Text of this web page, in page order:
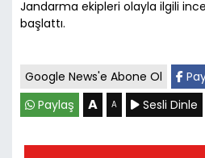
Jandarma ekipleri olayla ilgili
başlattı.
Google News'e Abone Ol
Paylaş
A A Sesli Dinle